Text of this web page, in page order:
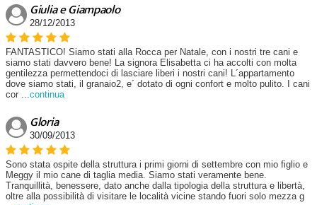
Giulia e Giampaolo
28/12/2013
FANTASTICO! Siamo stati alla Rocca per Natale, con i nostri tre cani e
siamo stati davvero bene! La signora Elisabetta ci ha accolti con molta
gentilezza permettendoci di lasciare liberi i nostri cani! L´appartamento
dove siamo stati, il granaio2, e´ dotato di ogni confort e molto pulito. I cani
cor ...continua
Gloria
30/09/2013
Sono stata ospite della struttura i primi giorni di settembre con mio figlio e
Meggy il mio cane di taglia media. Siamo stati veramente bene.
Tranquillità, benessere, dato anche dalla tipologia della struttura e libertà,
oltre alla possibilità di visitare le località vicine stando fuori solo mezza g